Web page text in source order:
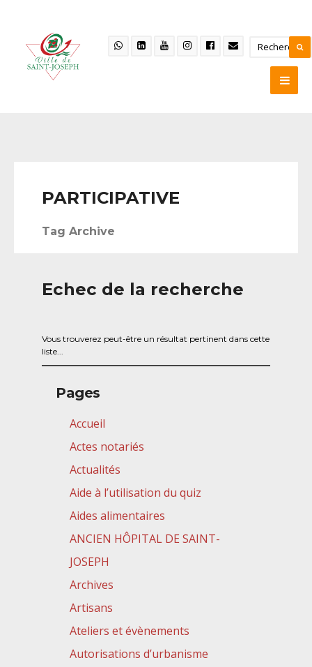
PARTICIPATIVE
Tag Archive
Echec de la recherche
Vous trouverez peut-être un résultat pertinent dans cette
liste...
Pages
Accueil
Actes notariés
Actualités
Aide à l’utilisation du quiz
Aides alimentaires
ANCIEN HÔPITAL DE SAINT-
JOSEPH
Archives
Artisans
Ateliers et évènements
Autorisations d’urbanisme